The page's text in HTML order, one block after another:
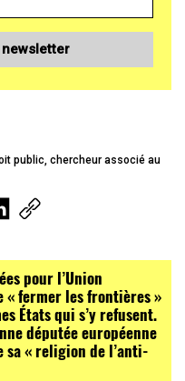
newsletter
public, chercheur associé au
pour l’Union
« fermer les frontières »
États qui s’y refusent.
députée européenne
sa « religion de l’anti-